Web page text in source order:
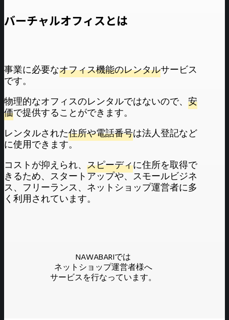
バーチャルオフィスとは
事業に必要なオフィス機能のレンタルサービス
です。
物理的なオフィスのレンタルではないので、 安
価で提供することができます。
レンタルされた住所や電話番号は法人登記など
に使用できます。
コストが抑えられ、 スピーディに住所を取得で
きるため、スタートアップや、スモールビジネ
ス、フリーランス、ネットショップ運営者に多
く利用されています。
NAWABARIでは
ネットショップ運営者様へ
サービスを行なっています。